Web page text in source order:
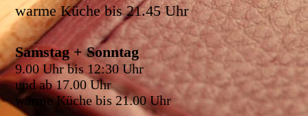
warme Küche bis 21.45 Uhr
Samstag + Sonntag
9.00 Uhr bis 12:30 Uhr
und ab 17.00 Uhr
warme Küche bis 21.00 Uhr